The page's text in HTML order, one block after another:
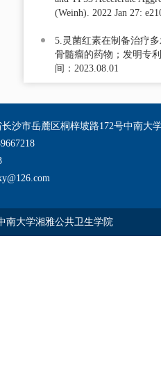
(Weinh). 2022 Jan 27:
5.灵菌红素在制备治疗
骨髓瘤的药物；发明专
间：2023.08.01
沙市岳麓区桐梓坡路172号中南大
南大学湘雅公共卫生学院